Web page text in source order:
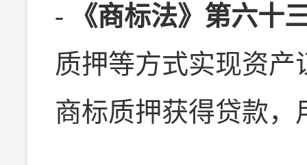
-
《商标法》第六十
质押等方式实现资产
商标质押获得贷款，